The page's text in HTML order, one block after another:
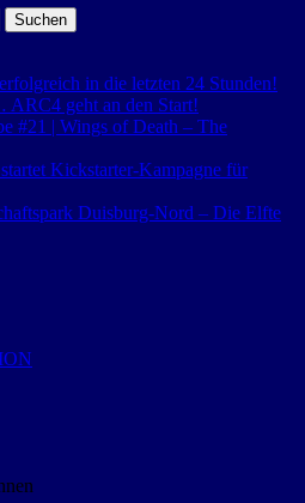
in die letzten 24 Stunden!
geht an den Start!
#21 | Wings of Death – The
Kickstarter-Kampagne für
Duisburg-Nord – Die Elfte